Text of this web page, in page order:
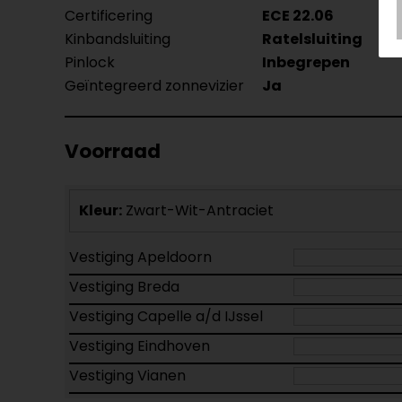
Certificering
ECE 22.06
Kinbandsluiting
Ratelsluiting
Pinlock
Inbegrepen
Geïntegreerd zonnevizier
Ja
Voorraad
Kleur: Zwart-Wit-Antraciet
Vestiging Apeldoorn
Vestiging Breda
Vestiging Capelle a/d IJssel
Vestiging Eindhoven
Vestiging Vianen